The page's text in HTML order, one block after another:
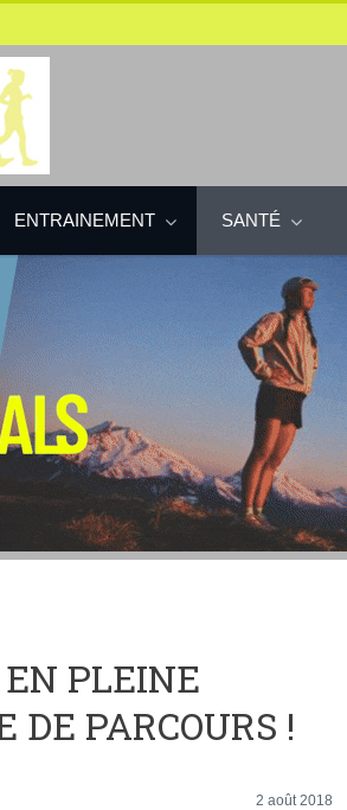
ENTRAINEMENT SANTÉ
EN PLEINE
DE PARCOURS !
2 août 2018